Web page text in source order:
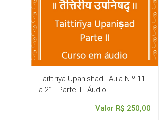
Taittiriya Upanishad - Aula N.º 11
a 21 - Parte II - Áudio
Valor R$ 250,00